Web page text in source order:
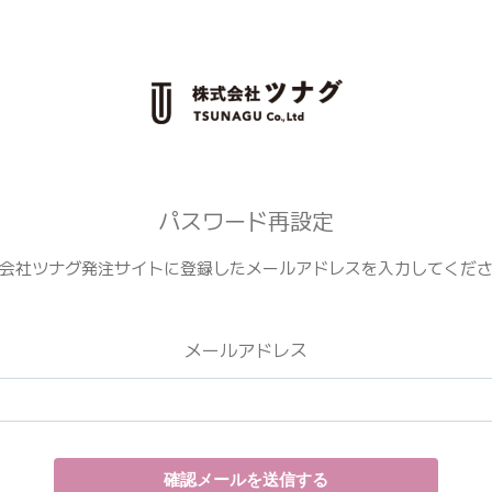
パスワード再設定
社ツナグ発注サイトに登録したメールアドレスを入力してくだ
メールアドレス